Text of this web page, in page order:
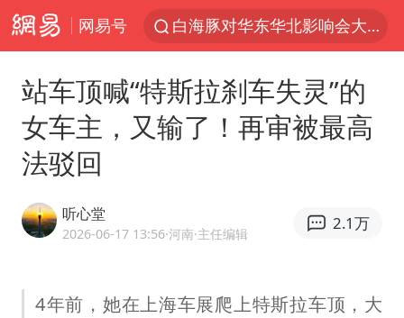
网易号
白海豚对华东华北影响会大于巴威
美将每月供乌爱国者拦截导弹
白海豚北上或致京津冀暴雨
上门女婿出轨女邻居多年被判重婚罪
站车顶喊“特斯拉刹车失灵”的
女车主，又输了！再审被最高
法驳回
听心堂
2026-06-17 13:56·河南·主任编辑
2.1万
4年前，她在上海车展爬上特斯拉车顶，大